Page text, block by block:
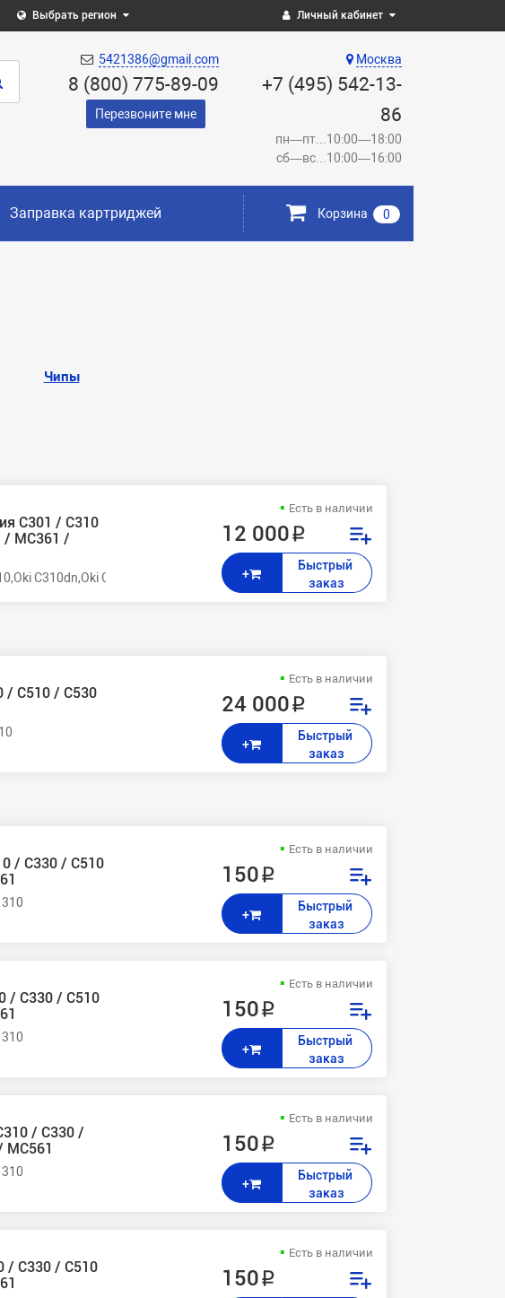
Выбрать регион Личный кабинет
Москва
+7 (495) 542-13-
86
пн—пт...10:00—18:00
сб—вс...10:00—16:00
5421386@gmail.com
8 (800) 775-89-09
Перезвоните мне
Заправка картриджей Корзина 0
Чипы
C301 / C310
/ MC361 /
C310dn,Oki C310n,Oki C321,Oki C321dn,Oki C330,Oki C330dn,Oki C331,Oki
Есть в наличии
12 000 ₽
+
Быстрый
заказ
/ C510 / C530
Есть в наличии
24 000 ₽
+
Быстрый
заказ
/ C330 / C510
310
Есть в наличии
150 ₽
+
Быстрый
заказ
/ C330 / C510
310
Есть в наличии
150 ₽
+
Быстрый
заказ
/ C330 /
MC561
310
Есть в наличии
150 ₽
+
Быстрый
заказ
/ C330 / C510
Есть в наличии
150 ₽